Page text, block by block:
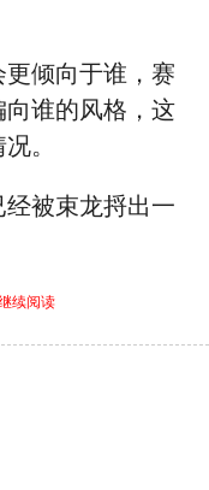
倾向于谁，赛
谁的风格，这
。
被束龙捋出一
续阅读